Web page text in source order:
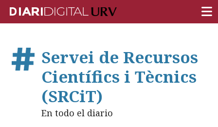
INVESTIGACIÓN
DOCENCIA
INSTITUCIÓN
Servei de Recursos
Científics i Tècnics
(SRCiT)
En todo el diario